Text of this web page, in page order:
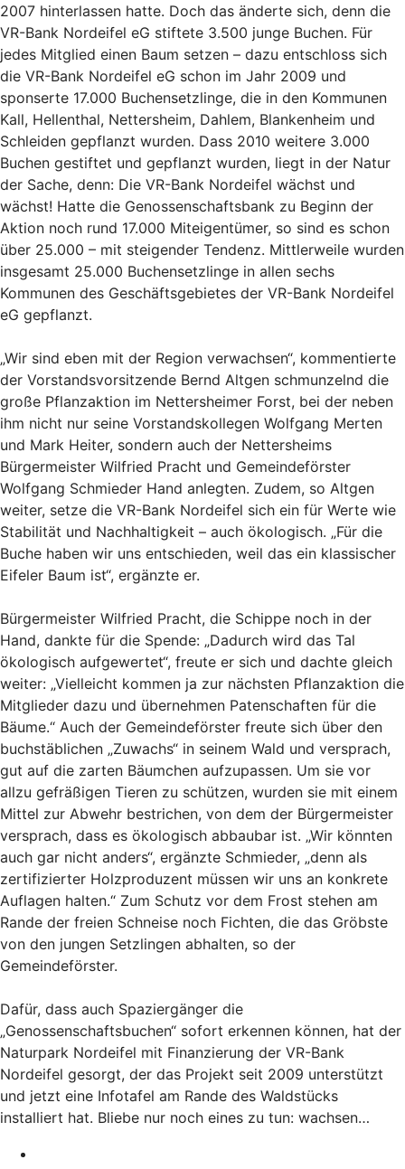
2007 hinterlassen hatte. Doch das änderte sich, denn die
VR-Bank Nordeifel eG stiftete 3.500 junge Buchen. Für
jedes Mitglied einen Baum setzen – dazu entschloss sich
die VR-Bank Nordeifel eG schon im Jahr 2009 und
sponserte 17.000 Buchensetzlinge, die in den Kommunen
Kall, Hellenthal, Nettersheim, Dahlem, Blankenheim und
Schleiden gepflanzt wurden. Dass 2010 weitere 3.000
Buchen gestiftet und gepflanzt wurden, liegt in der Natur
der Sache, denn: Die VR-Bank Nordeifel wächst und
wächst! Hatte die Genossenschaftsbank zu Beginn der
Aktion noch rund 17.000 Miteigentümer, so sind es schon
über 25.000 – mit steigender Tendenz. Mittlerweile wurden
insgesamt 25.000 Buchensetzlinge in allen sechs
Kommunen des Geschäftsgebietes der VR-Bank Nordeifel
eG gepflanzt.
„Wir sind eben mit der Region verwachsen“, kommentierte
der Vorstandsvorsitzende Bernd Altgen schmunzelnd die
große Pflanzaktion im Nettersheimer Forst, bei der neben
ihm nicht nur seine Vorstandskollegen Wolfgang Merten
und Mark Heiter, sondern auch der Nettersheims
Bürgermeister Wilfried Pracht und Gemeindeförster
Wolfgang Schmieder Hand anlegten. Zudem, so Altgen
weiter, setze die VR-Bank Nordeifel sich ein für Werte wie
Stabilität und Nachhaltigkeit – auch ökologisch. „Für die
Buche haben wir uns entschieden, weil das ein klassischer
Eifeler Baum ist“, ergänzte er.
Bürgermeister Wilfried Pracht, die Schippe noch in der
Hand, dankte für die Spende: „Dadurch wird das Tal
ökologisch aufgewertet“, freute er sich und dachte gleich
weiter: „Vielleicht kommen ja zur nächsten Pflanzaktion die
Mitglieder dazu und übernehmen Patenschaften für die
Bäume.“ Auch der Gemeindeförster freute sich über den
buchstäblichen „Zuwachs“ in seinem Wald und versprach,
gut auf die zarten Bäumchen aufzupassen. Um sie vor
allzu gefräßigen Tieren zu schützen, wurden sie mit einem
Mittel zur Abwehr bestrichen, von dem der Bürgermeister
versprach, dass es ökologisch abbaubar ist. „Wir könnten
auch gar nicht anders“, ergänzte Schmieder, „denn als
zertifizierter Holzproduzent müssen wir uns an konkrete
Auflagen halten.“ Zum Schutz vor dem Frost stehen am
Rande der freien Schneise noch Fichten, die das Gröbste
von den jungen Setzlingen abhalten, so der
Gemeindeförster.
Dafür, dass auch Spaziergänger die
„Genossenschaftsbuchen“ sofort erkennen können, hat der
Naturpark Nordeifel mit Finanzierung der VR-Bank
Nordeifel gesorgt, der das Projekt seit 2009 unterstützt
und jetzt eine Infotafel am Rande des Waldstücks
installiert hat. Bliebe nur noch eines zu tun: wachsen…